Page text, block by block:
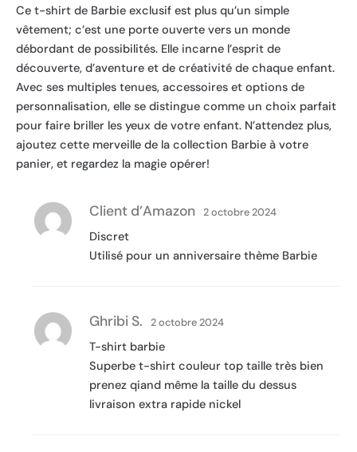
Ce t-shirt de Barbie exclusif est plus qu’un simple
vêtement; c’est une porte ouverte vers un monde
débordant de possibilités. Elle incarne l’esprit de
découverte, d’aventure et de créativité de chaque enfant.
Avec ses multiples tenues, accessoires et options de
personnalisation, elle se distingue comme un choix parfait
pour faire briller les yeux de votre enfant. N’attendez plus,
ajoutez cette merveille de la collection Barbie à votre
panier, et regardez la magie opérer!
Client d’Amazon 2 octobre 2024
Discret
Utilisé pour un anniversaire thème Barbie
Ghribi S. 2 octobre 2024
T-shirt barbie
Superbe t-shirt couleur top taille très bien
prenez qiand même la taille du dessus
livraison extra rapide nickel